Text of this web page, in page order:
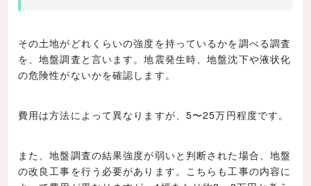
その土地がどれくらいの強度を持っているかを調べる調査
を、地盤調査と言います。地震発生時、地盤沈下や液状化
の危険性がないかを確認します。
費用は方法によって異なりますが、5〜25万円程度です。
また、地盤調査の結果強度が弱いと判断された場合、地盤
の改良工事を行う必要があります。こちらも工事の内容に